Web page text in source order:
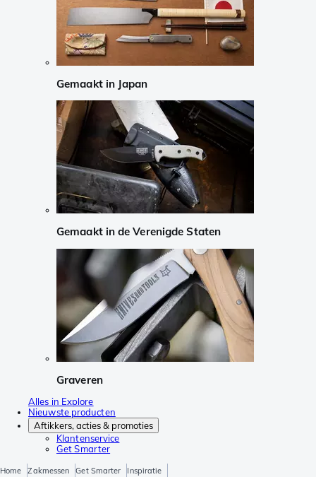
Gemaakt in Japan
Gemaakt in de Verenigde Staten
Graveren
Alles in Explore
Nieuwste producten
Aftikkers, acties & promoties
Klantenservice
Get Smarter
Home Zakmessen Get Smarter Inspiratie